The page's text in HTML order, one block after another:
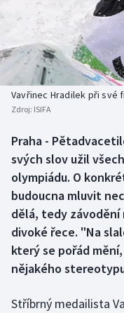
Baseball a softbal
Basketbal
Biatlon
Box
Curling
Dostihy
Florbal
Futsal
Soutěže
Historické návraty
Aplikace ČT sport
Vavřinec Hradilek při své
Zdroj: ISIFA
Praha -
svých slov užil
olympiádu. O
budoucna mluvit
dělá, tedy
divoké řece. "Na
který se pořád
nějakého
Stříbrný medailista